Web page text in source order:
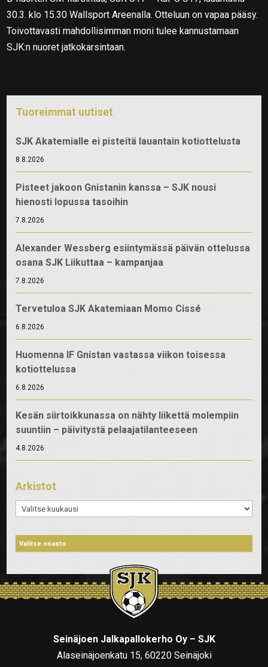
30.3. klo 15.30 Wallsport Areenalla. Otteluun on vapaa pääsy.
Toivottavasti mahdollisimman moni tulee kannustamaan
SJK:n nuoret jatkokarsintaan.
Tuoreimmat uutiset
SJK Akatemialle ei pisteitä lauantain kotiottelusta
8.8.2026
Pisteet jakoon Gnistanin kanssa – SJK nousi
hienosti lopussa tasoihin
7.8.2026
Alexander Wessberg esiintymässä päivän ottelussa
osana SJK Liikuttaa – kampanjaa
7.8.2026
Tervetuloa SJK Akatemiaan Momo Cissé
6.8.2026
Huomenna IF Gnistan vastassa viikon toisessa
kotiottelussa
6.8.2026
Kesän siirtoikkunassa on nähty liikettä molempiin
suuntiin – päivitystä pelaajatilanteeseen
4.8.2026
Arkistot
Arkistot
Seinäjoen Jalkapallokerho Oy – SJK
Alaseinäjoenkatu 15, 60220 Seinäjoki